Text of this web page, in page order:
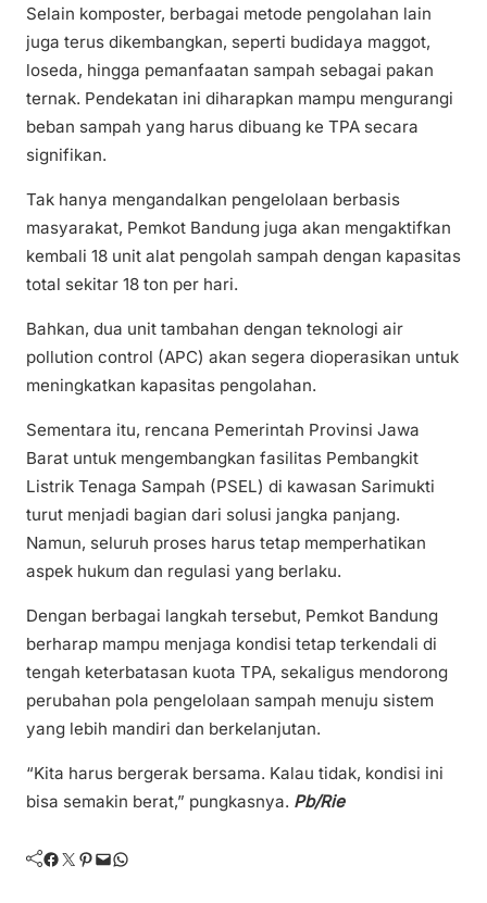
Selain komposter, berbagai metode pengolahan lain
juga terus dikembangkan, seperti budidaya maggot,
loseda, hingga pemanfaatan sampah sebagai pakan
ternak. Pendekatan ini diharapkan mampu mengurangi
beban sampah yang harus dibuang ke TPA secara
signifikan.
Tak hanya mengandalkan pengelolaan berbasis
masyarakat, Pemkot Bandung juga akan mengaktifkan
kembali 18 unit alat pengolah sampah dengan kapasitas
total sekitar 18 ton per hari.
Bahkan, dua unit tambahan dengan teknologi air
pollution control (APC) akan segera dioperasikan untuk
meningkatkan kapasitas pengolahan.
Sementara itu, rencana Pemerintah Provinsi Jawa
Barat untuk mengembangkan fasilitas Pembangkit
Listrik Tenaga Sampah (PSEL) di kawasan Sarimukti
turut menjadi bagian dari solusi jangka panjang.
Namun, seluruh proses harus tetap memperhatikan
aspek hukum dan regulasi yang berlaku.
Dengan berbagai langkah tersebut, Pemkot Bandung
berharap mampu menjaga kondisi tetap terkendali di
tengah keterbatasan kuota TPA, sekaligus mendorong
perubahan pola pengelolaan sampah menuju sistem
yang lebih mandiri dan berkelanjutan.
“Kita harus bergerak bersama. Kalau tidak, kondisi ini
bisa semakin berat,” pungkasnya. Pb/Rie
Facebook Twitter Pinterest Mail WhatsApp